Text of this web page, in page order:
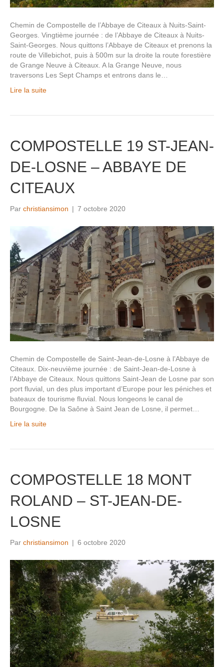
Chemin de Compostelle de l’Abbaye de Citeaux à Nuits-Saint-
Georges. Vingtième journée : de l’Abbaye de Citeaux à Nuits-
Saint-Georges. Nous quittons l’Abbaye de Citeaux et prenons la
route de Villebichot, puis à 500m sur la droite la route forestière
de Grange Neuve à Citeaux. A la Grange Neuve, nous
traversons Les Sept Champs et entrons dans le…
Lire la suite
COMPOSTELLE 19 ST-JEAN-
DE-LOSNE – ABBAYE DE
CITEAUX
Par christiansimon | 7 octobre 2020
Chemin de Compostelle de Saint-Jean-de-Losne à l’Abbaye de
Citeaux. Dix-neuvième journée : de Saint-Jean-de-Losne à
l’Abbaye de Citeaux. Nous quittons Saint-Jean de Losne par son
port fluvial, un des plus important d’Europe pour les péniches et
bateaux de tourisme fluvial. Nous longeons le canal de
Bourgogne. De la Saône à Saint Jean de Losne, il permet…
Lire la suite
COMPOSTELLE 18 MONT
ROLAND – ST-JEAN-DE-
LOSNE
Par christiansimon | 6 octobre 2020